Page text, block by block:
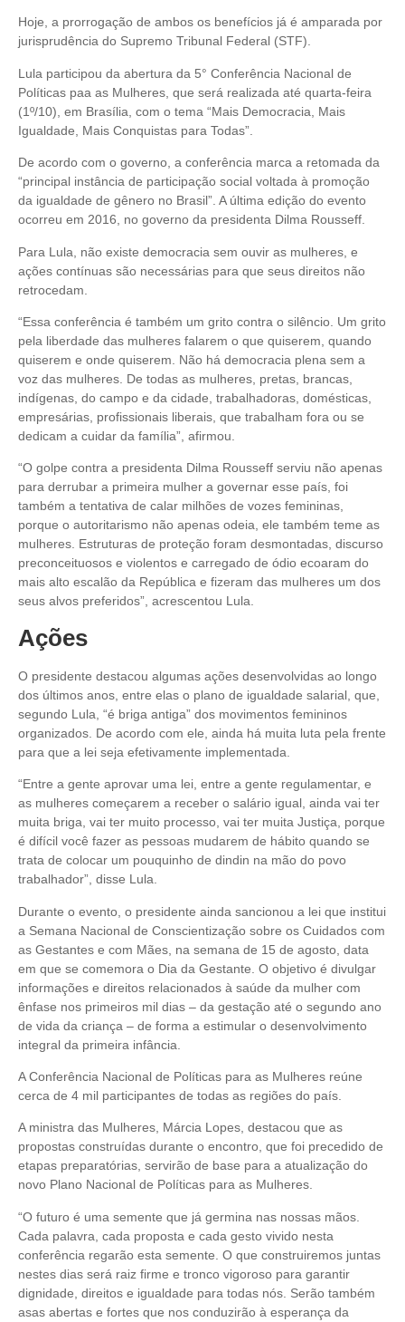
Hoje, a prorrogação de ambos os benefícios já é amparada por
jurisprudência do Supremo Tribunal Federal (STF).
Lula participou da abertura da 5° Conferência Nacional de
Políticas paa as Mulheres, que será realizada até quarta-feira
(1º/10), em Brasília, com o tema “Mais Democracia, Mais
Igualdade, Mais Conquistas para Todas”.
De acordo com o governo, a conferência marca a retomada da
“principal instância de participação social voltada à promoção
da igualdade de gênero no Brasil”. A última edição do evento
ocorreu em 2016, no governo da presidenta Dilma Rousseff.
Para Lula, não existe democracia sem ouvir as mulheres, e
ações contínuas são necessárias para que seus direitos não
retrocedam.
“Essa conferência é também um grito contra o silêncio. Um grito
pela liberdade das mulheres falarem o que quiserem, quando
quiserem e onde quiserem. Não há democracia plena sem a
voz das mulheres. De todas as mulheres, pretas, brancas,
indígenas, do campo e da cidade, trabalhadoras, domésticas,
empresárias, profissionais liberais, que trabalham fora ou se
dedicam a cuidar da família”, afirmou.
“O golpe contra a presidenta Dilma Rousseff serviu não apenas
para derrubar a primeira mulher a governar esse país, foi
também a tentativa de calar milhões de vozes femininas,
porque o autoritarismo não apenas odeia, ele também teme as
mulheres. Estruturas de proteção foram desmontadas, discurso
preconceituosos e violentos e carregado de ódio ecoaram do
mais alto escalão da República e fizeram das mulheres um dos
seus alvos preferidos”, acrescentou Lula.
Ações
O presidente destacou algumas ações desenvolvidas ao longo
dos últimos anos, entre elas o plano de igualdade salarial, que,
segundo Lula, “é briga antiga” dos movimentos femininos
organizados. De acordo com ele, ainda há muita luta pela frente
para que a lei seja efetivamente implementada.
“Entre a gente aprovar uma lei, entre a gente regulamentar, e
as mulheres começarem a receber o salário igual, ainda vai ter
muita briga, vai ter muito processo, vai ter muita Justiça, porque
é difícil você fazer as pessoas mudarem de hábito quando se
trata de colocar um pouquinho de dindin na mão do povo
trabalhador”, disse Lula.
Durante o evento, o presidente ainda sancionou a lei que institui
a Semana Nacional de Conscientização sobre os Cuidados com
as Gestantes e com Mães, na semana de 15 de agosto, data
em que se comemora o Dia da Gestante. O objetivo é divulgar
informações e direitos relacionados à saúde da mulher com
ênfase nos primeiros mil dias – da gestação até o segundo ano
de vida da criança – de forma a estimular o desenvolvimento
integral da primeira infância.
A Conferência Nacional de Políticas para as Mulheres reúne
cerca de 4 mil participantes de todas as regiões do país.
A ministra das Mulheres, Márcia Lopes, destacou que as
propostas construídas durante o encontro, que foi precedido de
etapas preparatórias, servirão de base para a atualização do
novo Plano Nacional de Políticas para as Mulheres.
“O futuro é uma semente que já germina nas nossas mãos.
Cada palavra, cada proposta e cada gesto vivido nesta
conferência regarão esta semente. O que construiremos juntas
nestes dias será raiz firme e tronco vigoroso para garantir
dignidade, direitos e igualdade para todas nós. Serão também
asas abertas e fortes que nos conduzirão à esperança da